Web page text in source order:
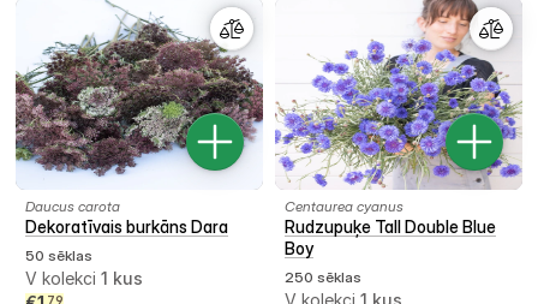
Daucus carota
Dekoratīvais burkāns Dara
50 sēklas
V kolekci 1 kus
79
Centaurea cyanus
Rudzupuķe Tall Double Blue
Boy
250 sēklas
V kolekci 1 kus